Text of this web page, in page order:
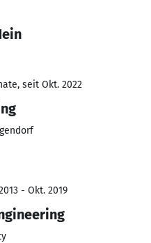
seit Okt. 2022
- Okt. 2019